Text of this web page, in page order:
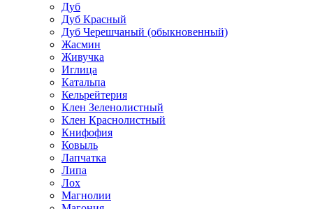
Дуб
Дуб Красный
Дуб Черешчаный (обыкновенный)
Жасмин
Живучка
Иглица
Катальпа
Кельрейтерия
Клен Зеленолистный
Клен Краснолистный
Книфофия
Ковыль
Лапчатка
Липа
Лох
Магнолии